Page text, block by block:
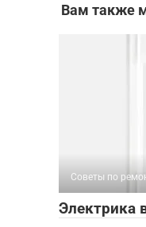
Вам также
Советы по
Электрика